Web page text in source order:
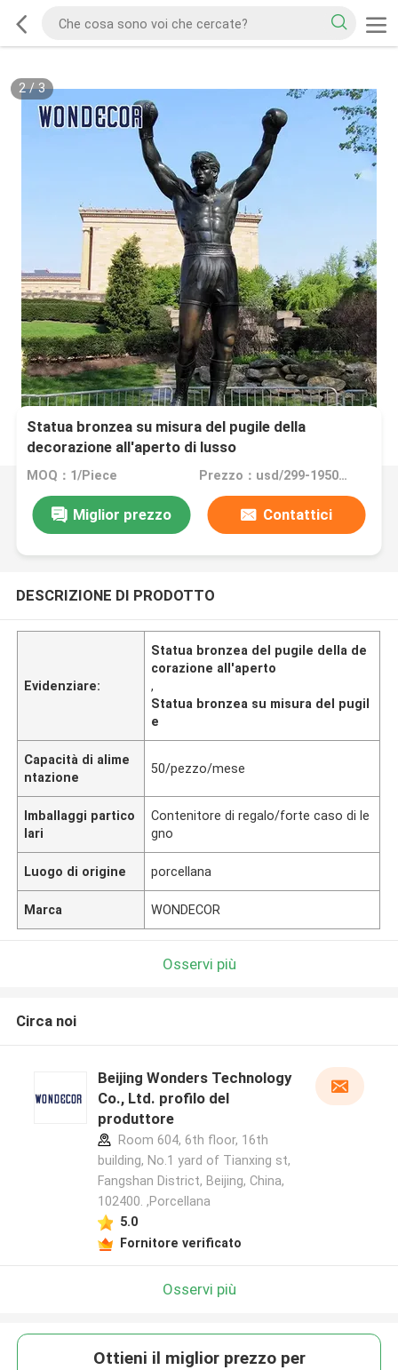
2/3
Statua bronzea su misura del pugile della
decorazione all'aperto di lusso
MOQ：1/Piece Prezzo：usd/299-19500/Piece
Miglior prezzo Contattici
DESCRIZIONE DI PRODOTTO
Evidenziare:
Statua bronzea del pugile della de
corazione all'aperto
,
Statua bronzea su misura del pugil
e
Capacità di alime
ntazione
50/pezzo/mese
Imballaggi partico
lari
Contenitore di regalo/forte caso di le
gno
Luogo di origine porcellana
Marca WONDECOR
Osservi più
Circa noi
Beijing Wonders Technology
Co., Ltd. profilo del
produttore
Room 604, 6th floor, 16th
building, No.1 yard of Tianxing st,
Fangshan District, Beijing, China,
102400. ,Porcellana
5.0
Fornitore verificato
Osservi più
Ottieni il miglior prezzo per